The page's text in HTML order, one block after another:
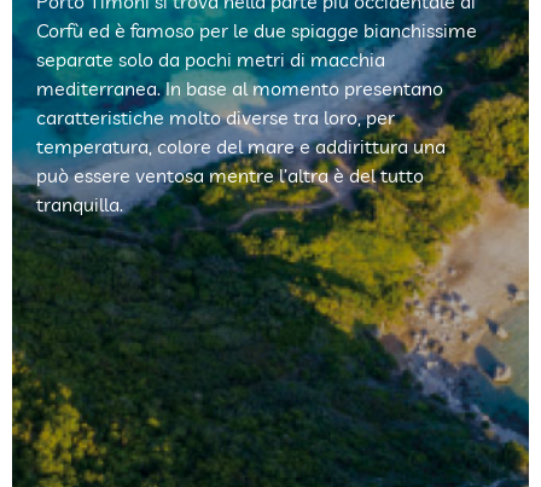
Corfù ed è famoso per le due spiagge bianchissime
separate solo da pochi metri di macchia
mediterranea. In base al momento presentano
caratteristiche molto diverse tra loro, per
temperatura, colore del mare e addirittura una
può essere ventosa mentre l’altra è del tutto
tranquilla.